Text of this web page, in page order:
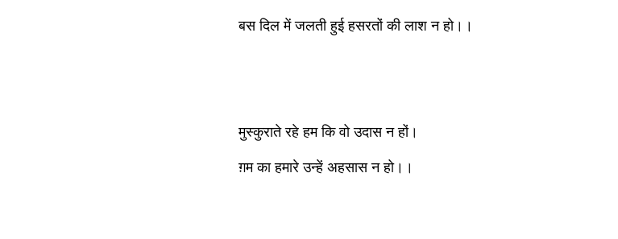
बस दिल में जलती हुई हसरतों की लाश न हो।।
मुस्कुराते रहे हम कि वो उदास न हों।
ग़म का हमारे उन्हें अहसास न हो।।